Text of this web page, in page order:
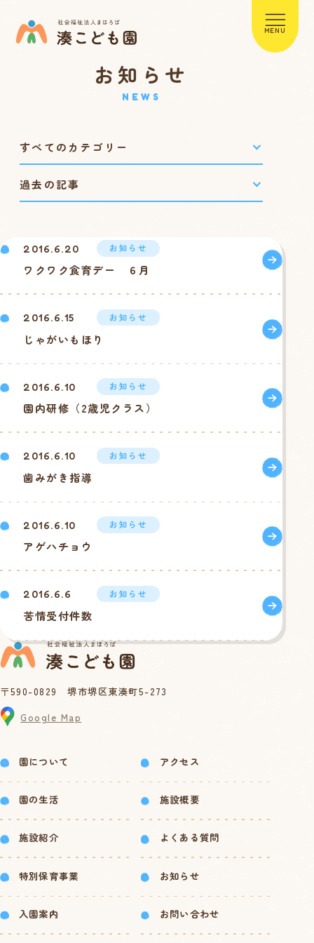
MENU
お知らせ
NEWS
2016.6.20 お知らせ
ワクワク食育デー ６月
2016.6.15 お知らせ
じゃがいもほり
2016.6.10 お知らせ
園内研修（2歳児クラス）
2016.6.10 お知らせ
歯みがき指導
2016.6.10 お知らせ
アゲハチョウ
2016.6.6 お知らせ
苦情受付件数
〒590-0829 堺市堺区東湊町5-273
Google Map
園について
園の生活
施設紹介
特別保育事業
入園案内
アクセス
施設概要
よくある質問
お知らせ
お問い合わせ